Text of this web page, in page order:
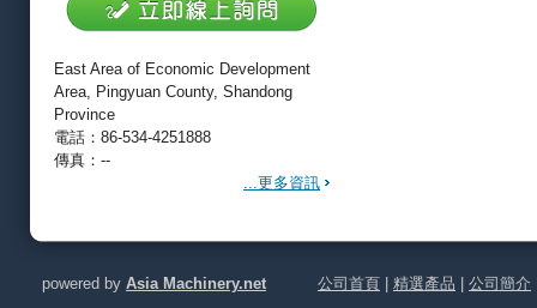
East Area of Economic Development
Area, Pingyuan County, Shandong
Province
電話：86-534-4251888
傳真：--
...更多資訊
powered by Asia Machinery.net 公司首頁 精選產品 公司簡介